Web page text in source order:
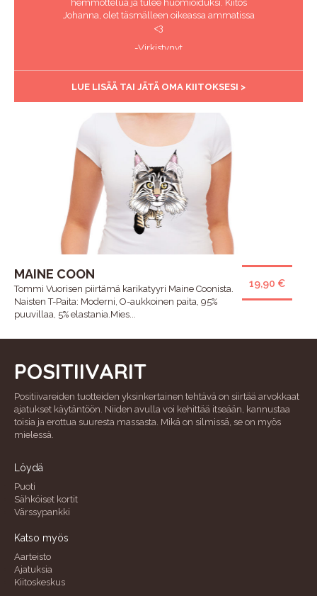
hemmottelua ja tulee huomioiduksi. Kiitos
Johanna, olet täsmälleen oikeassa ammatissa
<3
-Virkistynyt
LUE LISÄÄ TAI JÄTÄ OMA KIITOKSESI >
19,90 €
MAINE COON
Tommi Vuorisen piirtämä karikatyyri Maine Coonista.
Naisten T-Paita: Moderni, O-aukkoinen paita, 95%
puuvillaa, 5% elastania.Mies...
POSITIIVARIT
Positiivareiden tuotteiden yksinkertainen tehtävä on siirtää arvokkaat
ajatukset käytäntöön. Niiden avulla voi kehittää itseään, kannustaa
toisia ja erottua suuresta massasta. Mikä on silmissä, se on myös
mielessä.
Löydä
Puoti
Sähköiset kortit
Värssypankki
Katso myös
Aarteisto
Ajatuksia
Kiitoskeskus